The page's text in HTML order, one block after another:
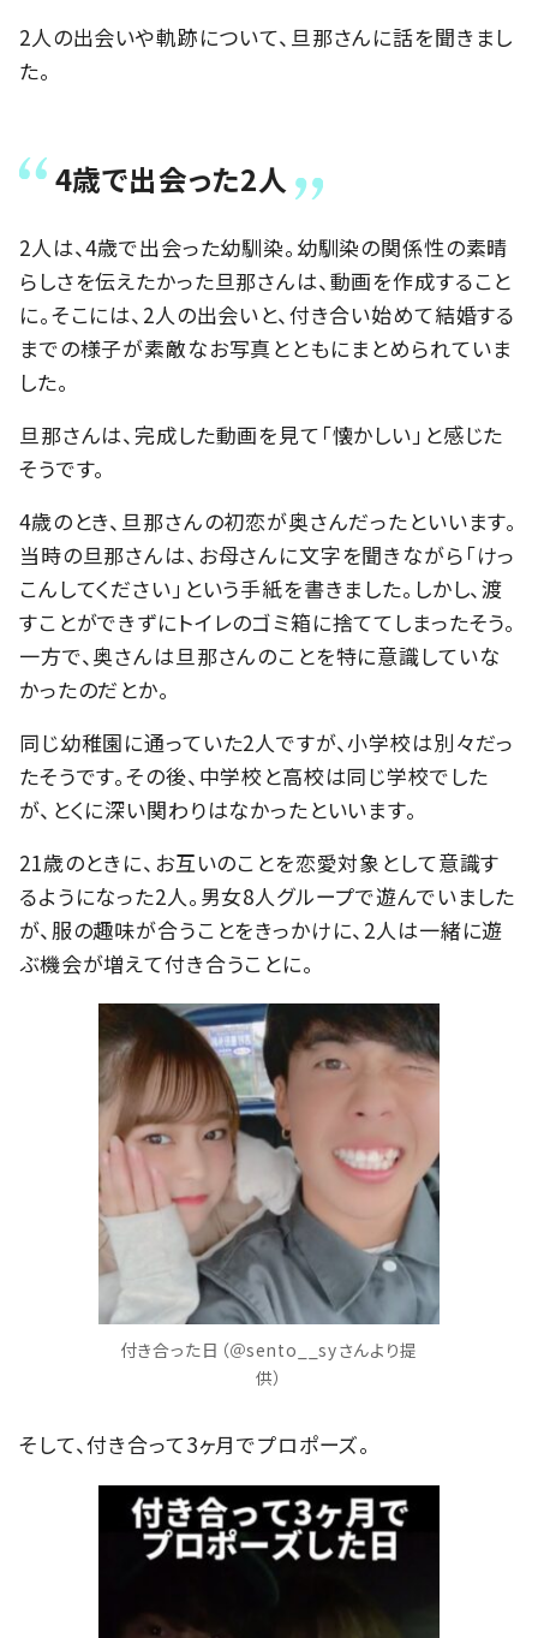
2人の出会いや軌跡について、旦那さんに話を聞きまし
た。
4歳で出会った2人
2人は、4歳で出会った幼馴染。幼馴染の関係性の素晴
らしさを伝えたかった旦那さんは、動画を作成すること
に。そこには、2人の出会いと、付き合い始めて結婚する
までの様子が素敵なお写真とともにまとめられていま
した。
旦那さんは、完成した動画を見て「懐かしい」と感じた
そうです。
4歳のとき、旦那さんの初恋が奥さんだったといいます。
当時の旦那さんは、お母さんに文字を聞きながら「けっ
こんしてください」という手紙を書きました。しかし、渡
すことができずにトイレのゴミ箱に捨ててしまったそう。
一方で、奥さんは旦那さんのことを特に意識していな
かったのだとか。
同じ幼稚園に通っていた2人ですが、小学校は別々だっ
たそうです。その後、中学校と高校は同じ学校でした
が、とくに深い関わりはなかったといいます。
21歳のときに、お互いのことを恋愛対象として意識す
るようになった2人。男女8人グループで遊んでいました
が、服の趣味が合うことをきっかけに、2人は一緒に遊
ぶ機会が増えて付き合うことに。
付き合った日（＠sento__syさんより提
供）
そして、付き合って3ヶ月でプロポーズ。